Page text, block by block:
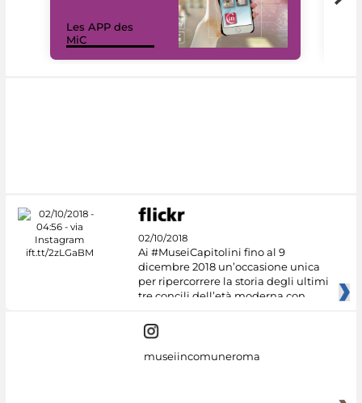
Les APP des
MiC
02/10/2018
Ai #MuseiCapitolini fino al 9
dicembre 2018 un’occasione unica
per ripercorrere la storia degli ultimi
tre concili dell’età moderna con
museiincomuneroma